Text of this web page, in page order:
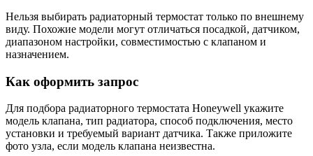
Нельзя выбирать радиаторный термостат только по внешнему
виду. Похожие модели могут отличаться посадкой, датчиком,
диапазоном настройки, совместимостью с клапаном и
назначением.
Как оформить запрос
Для подбора радиаторного термостата Honeywell укажите
модель клапана, тип радиатора, способ подключения, место
установки и требуемый вариант датчика. Также приложите
фото узла, если модель клапана неизвестна.